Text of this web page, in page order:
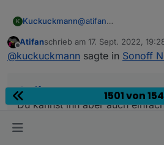
K Kuckuckmann@atifan
Browserfavoriten
@ joBr99 @ TT-Tom @
Mein Kompliment :-)
Offline
Atifanschrieb am 17. Sept. 2022,
zuletzt editiert von
@kuckuckmann sagte in Sonoff
@atifan
Du kannst ihn aber auch
1501 von